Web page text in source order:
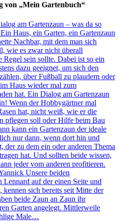
von „Mein Gartenbuch“
am Gartenzaun – was da so
Haus, ein Garten, ein Gartenzaun
Nachbar, mit dem man sich
wie es zwar nicht überall
sein sollte. Dabei ist so ein
dazu geeignet, um sich den
über Fußball zu plaudern oder
Haus wieder mal zum
hat. Ein Dialog am Gartenzaun
Wenn der Hobbygärtner mal
hat, nicht weiß, wie er die
pflegen soll oder Hilfe beim Bau
kann ein Gartenzaun der ideale
nur dann, wenn dort hin und
der zu dem ein oder anderen Thema
hat. Und sollten beide wissen,
jeder vom anderen profitieren.
Unsere beiden
Lennard auf der einen Seite und
kennen sich bereits seit Mitte der
beide Zaun an Zaun ihr
Garten angelegt. Mittlerweile
Male…